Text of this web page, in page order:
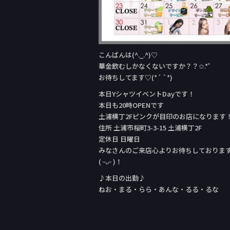
こんばんは(^._.^)♡
華金飲むしかなくないですか？？✩.*˚
お待ちしてます♡(*´ `*)
本日YシャツイベントDay‬です！
本日も20時OPENです
土浦横丁2Fピンクが目印のお店になります
住所 土浦市桜町3-3-15 土浦横丁2F
定休日 日曜日
みなさんのご来店心よりお待ちしておりま
( ᵕᴗᵕ )！
♪本日の出勤♪
ねお・まる・らら・あんな・るる・るな